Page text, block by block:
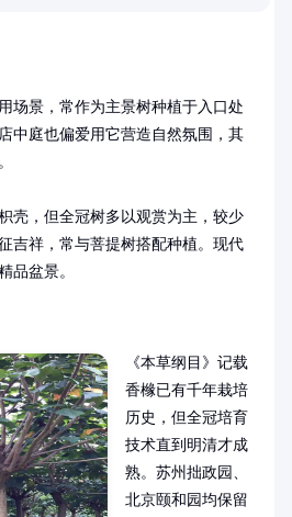
场景，常作为主景树种植于入口处
中庭也偏爱用它营造自然氛围，其
壳，但全冠树多以观赏为主，较少
吉祥，常与菩提树搭配种植。现代
品盆景。
《本草纲目》记载
香橼已有千年栽培
历史，但全冠培育
技术直到明清才成
熟。苏州拙政园、
北京颐和园均保留